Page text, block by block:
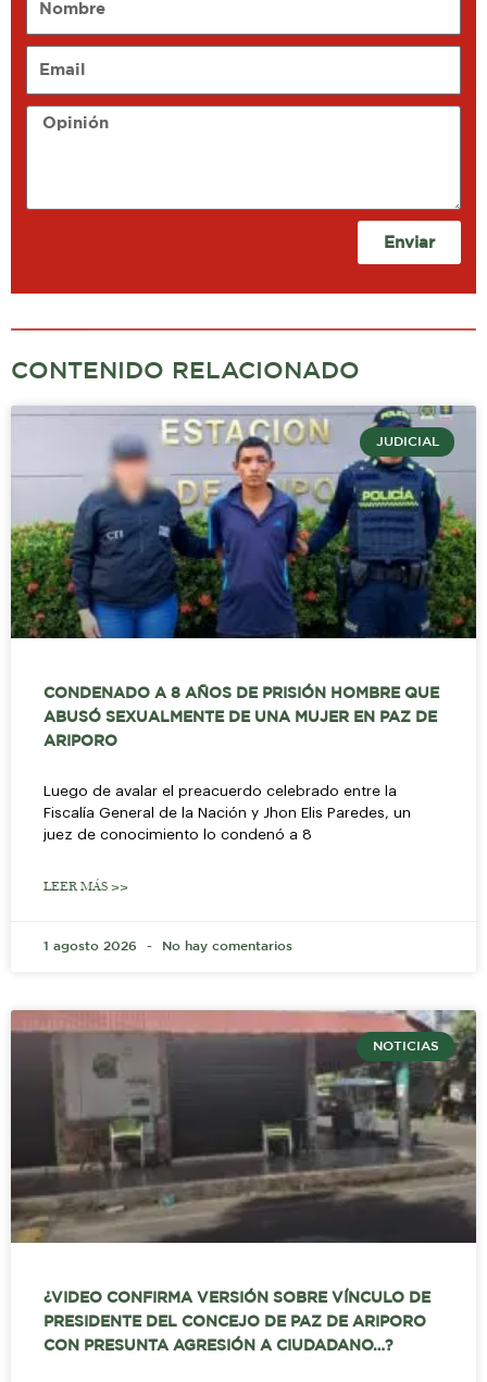
Opinión
Enviar
CONTENIDO RELACIONADO
JUDICIAL
CONDENADO A 8 AÑOS DE PRISIÓN HOMBRE QUE
ABUSÓ SEXUALMENTE DE UNA MUJER EN PAZ DE
ARIPORO
Luego de avalar el preacuerdo celebrado entre la
Fiscalía General de la Nación y Jhon Elis Paredes, un
juez de conocimiento lo condenó a 8
LEER MÁS >>
1 agosto 2026 No hay comentarios
NOTICIAS
¿VIDEO CONFIRMA VERSIÓN SOBRE VÍNCULO DE
PRESIDENTE DEL CONCEJO DE PAZ DE ARIPORO
CON PRESUNTA AGRESIÓN A CIUDADANO…?